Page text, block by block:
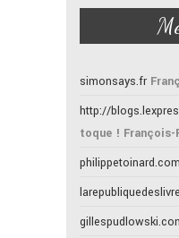
simonsays.fr
http://
toque ! François-
philippetoinard.com